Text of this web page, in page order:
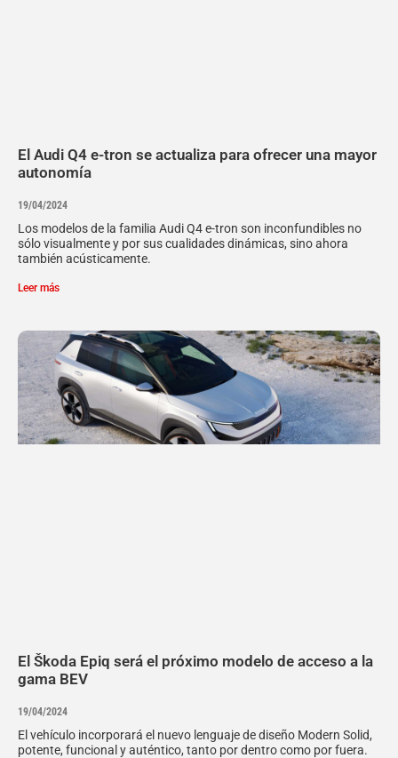
El Audi Q4 e-tron se actualiza para ofrecer una mayor
autonomía
19/04/2024
Los modelos de la familia Audi Q4 e-tron son inconfundibles no
sólo visualmente y por sus cualidades dinámicas, sino ahora
también acústicamente.
Leer más
El Škoda Epiq será el próximo modelo de acceso a la
gama BEV
19/04/2024
El vehículo incorporará el nuevo lenguaje de diseño Modern Solid,
potente, funcional y auténtico, tanto por dentro como por fuera.